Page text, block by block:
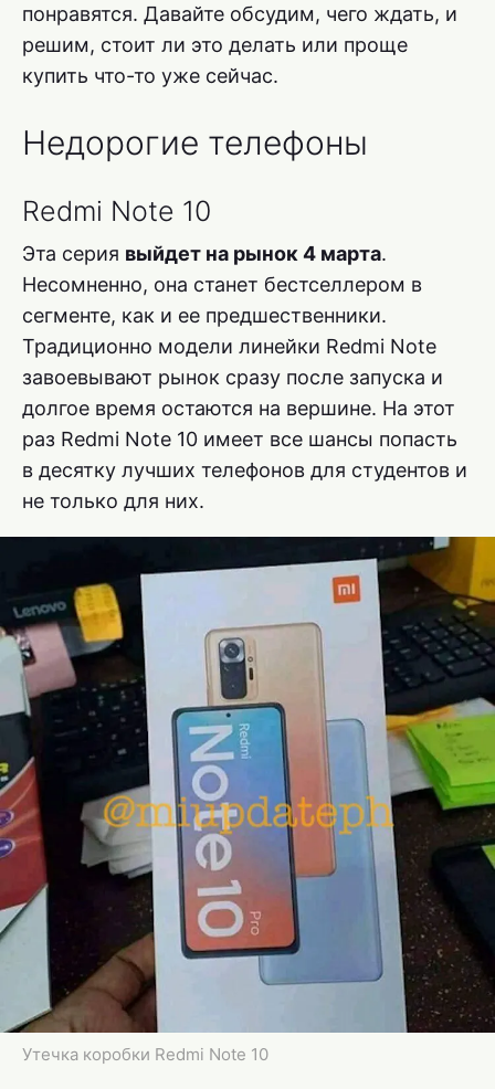
понравятся. Давайте обсудим, чего ждать, и
решим, стоит ли это делать или проще
купить что-то уже сейчас.
Недорогие телефоны
Redmi Note 10
Эта серия выйдет на рынок 4 марта.
Несомненно, она станет бестселлером в
сегменте, как и ее предшественники.
Традиционно модели линейки Redmi Note
завоевывают рынок сразу после запуска и
долгое время остаются на вершине. На этот
раз Redmi Note 10 имеет все шансы попасть
в десятку лучших телефонов для студентов и
не только для них.
Утечка коробки Redmi Note 10